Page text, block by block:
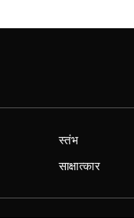
स्तंभ
साक्षात्कार